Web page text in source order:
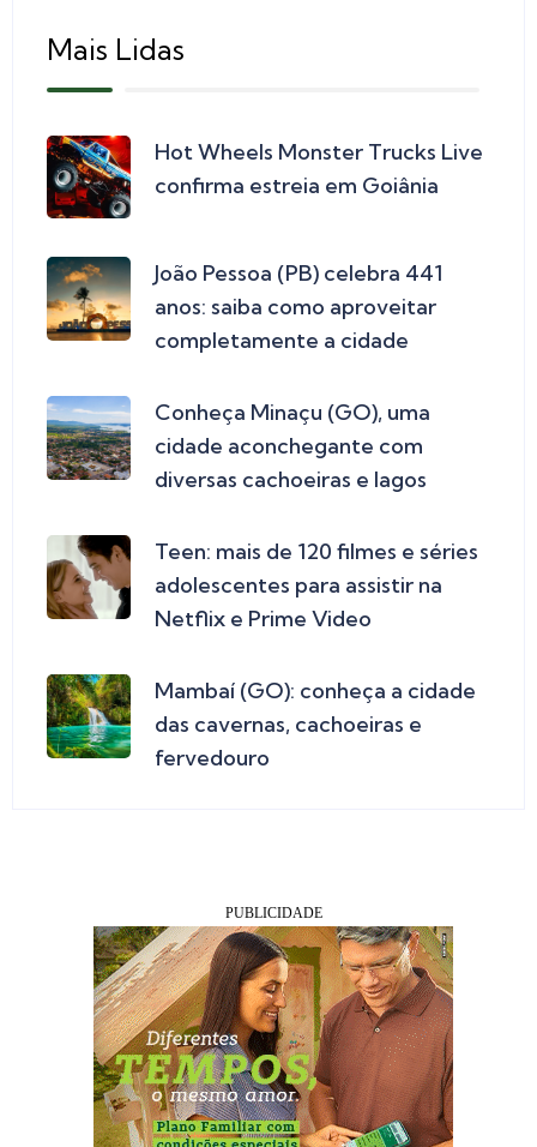
Mais Lidas
Hot Wheels Monster Trucks Live
confirma estreia em Goiânia
João Pessoa (PB) celebra 441
anos: saiba como aproveitar
completamente a cidade
Conheça Minaçu (GO), uma
cidade aconchegante com
diversas cachoeiras e lagos
Teen: mais de 120 filmes e séries
adolescentes para assistir na
Netflix e Prime Video
Mambaí (GO): conheça a cidade
das cavernas, cachoeiras e
fervedouro